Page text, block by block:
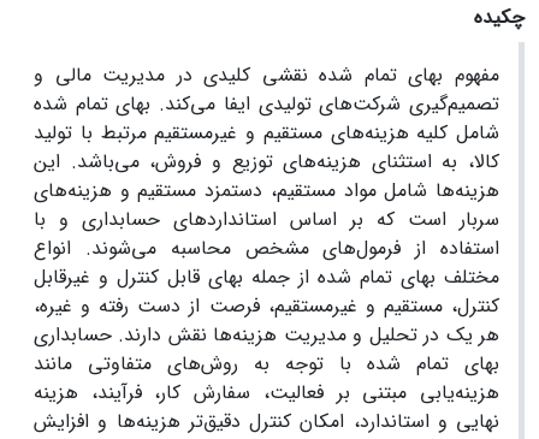
چکیده
مفهوم بهای تمام شده نقشی کلیدی در مدیریت مالی و
تصمیم‌گیری شرکت‌های تولیدی ایفا می‌کند. بهای تمام شده
شامل کلیه هزینه‌های مستقیم و غیرمستقیم مرتبط با تولید
کالا، به استثنای هزینه‌های توزیع و فروش، می‌باشد. این
هزینه‌ها شامل مواد مستقیم، دستمزد مستقیم و هزینه‌های
سربار است که بر اساس استانداردهای حسابداری و با
استفاده از فرمول‌های مشخص محاسبه می‌شوند. انواع
مختلف بهای تمام شده از جمله بهای قابل کنترل و غیرقابل
کنترل، مستقیم و غیرمستقیم، فرصت از دست رفته و غیره،
هر یک در تحلیل و مدیریت هزینه‌ها نقش دارند. حسابداری
بهای تمام شده با توجه به روش‌های متفاوتی مانند
هزینه‌یابی مبتنی بر فعالیت، سفارش کار، فرآیند، هزینه
نهایی و استاندارد، امکان کنترل دقیق‌تر هزینه‌ها و افزایش